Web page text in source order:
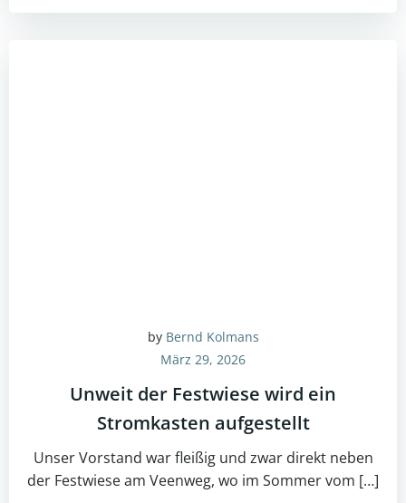
by Bernd Kolmans
März 29, 2026
Unweit der Festwiese wird ein
Stromkasten aufgestellt
Unser Vorstand war fleißig und zwar direkt neben
der Festwiese am Veenweg, wo im Sommer vom […]